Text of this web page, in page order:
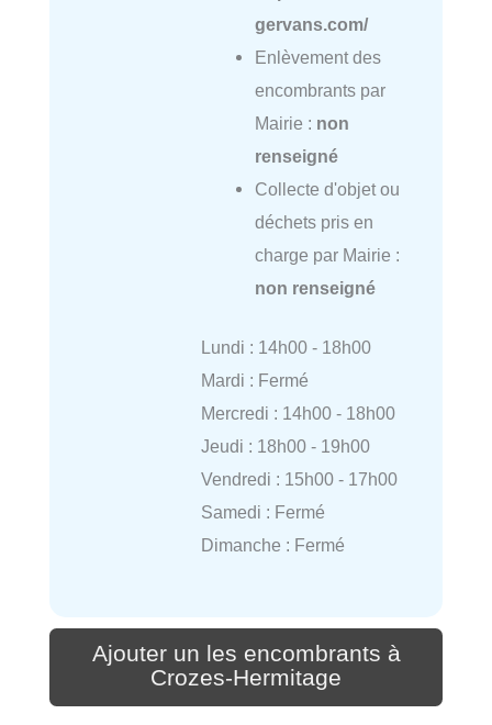
gervans.com/
Enlèvement des
encombrants par
Mairie : non
renseigné
Collecte d'objet ou
déchets pris en
charge par Mairie :
non renseigné
Lundi : 14h00 - 18h00
Mardi : Fermé
Mercredi : 14h00 - 18h00
Jeudi : 18h00 - 19h00
Vendredi : 15h00 - 17h00
Samedi : Fermé
Dimanche : Fermé
Ajouter un les encombrants à
Crozes-Hermitage